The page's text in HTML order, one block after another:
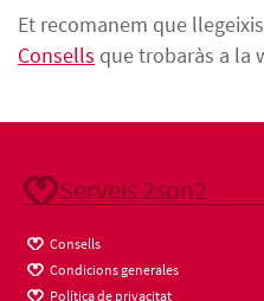
Et recomanem que
Consells que trobaràs a la
Serveis 2son2
Consells
Condicions generales
Política de privacitat